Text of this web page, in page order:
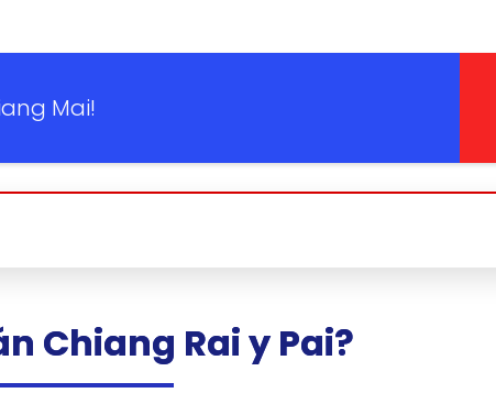
Mai!
Chiang Rai y Pai?